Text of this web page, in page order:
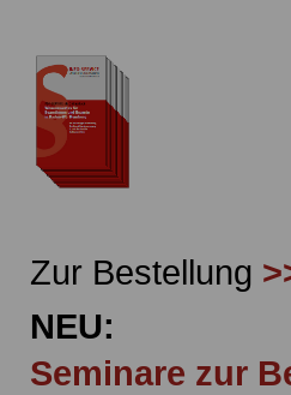
Zur Bestellung
NEU:
Seminare zur